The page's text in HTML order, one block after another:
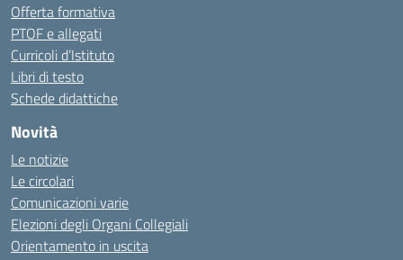
Offerta formativa
PTOF e allegati
Curricoli d’Istituto
Libri di testo
Schede didattiche
Novità
Le notizie
Le circolari
Comunicazioni varie
Elezioni degli Organi Collegiali
Orientamento in uscita